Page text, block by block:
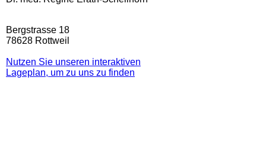
Bergstrasse 18
78628 Rottweil
Nutzen Sie unseren interaktiven
La­ge­plan, um zu uns zu finden